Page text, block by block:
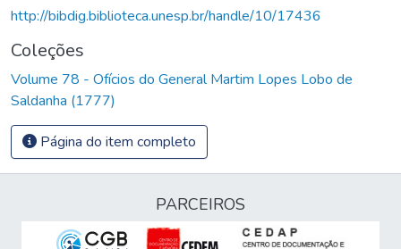
http://bibdig.biblioteca.unesp.br/handle/10/17436
Coleções
Volume 78 - Ofícios do General Martim Lopes Lobo de
Saldanha (1777)
Página do item completo
PARCEIROS